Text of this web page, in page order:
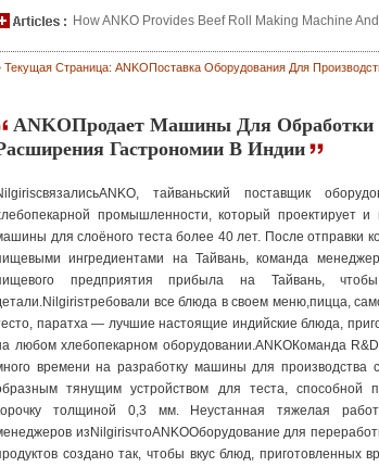
How ANKO Provides Beef Roll Making Machine
Текущая Страница: ANKOПоставка Оборудования Для
ANKOПродает Машины Для
Гастрономии В Индии
тайваньский поставщик
промышленности, который проектирует и
для слоёного теста более 40 лет. После отправки
ингредиентами на Тайвань, команда
предприятия прибыла на Тайвань,
все блюда в своем меню,пицца,
паратха — лучшие настоящие индийские блюда,
любом хлебопекарном оборудовании.ANKOКоманда
времени на разработку машины для производства
тянущим устройством для теста, способной
толщиной 0,3 мм. Неустанная тяжелая
изNilgirisчтоANKOОборудование для
создано так, чтобы вкус блюд, приготовленных